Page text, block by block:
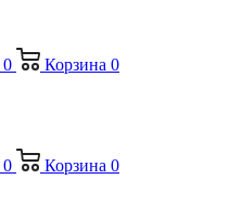
0 Корзина 0
0 Корзина 0